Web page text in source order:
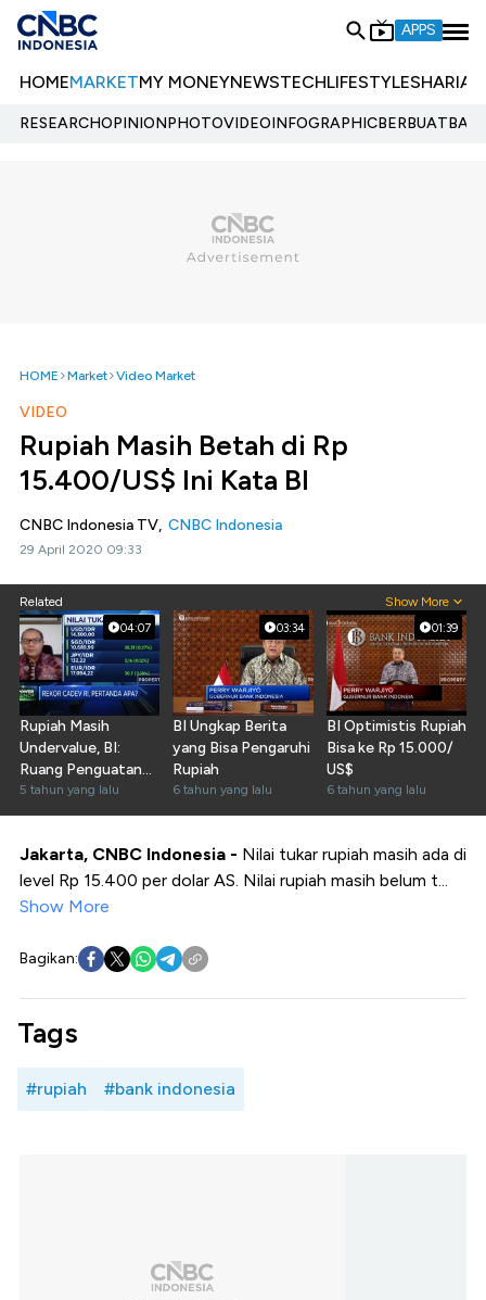
APPS
HOMEMARKETMY MONEYNEWSTECHLIFESTYLESHARIA
RESEARCHOPINIONPHOTOVIDEOINFOGRAPHIC
HOME Market Video Market
VIDEO
Rupiah Masih Betah di Rp
15.400/US$ Ini Kata BI
CNBC Indonesia TV, CNBC Indonesia
29 April 2020 09:33
Related Show More
04:07
Rupiah Masih
Undervalue, BI:
Ruang Penguatan
Masih Ada
5 tahun yang lalu
03:34
BI Ungkap Berita
yang Bisa Pengaruhi
Rupiah
6 tahun yang lalu
01:39
BI Optimistis Rupiah
Bisa ke Rp 15.000/
US$
6 tahun yang lalu
Jakarta, CNBC Indonesia - Nilai tukar rupiah masih ada di
level Rp 15.400 per dolar AS. Nilai rupiah masih belum t...
Show More
Bagikan:
Tags
#rupiah #bank indonesia